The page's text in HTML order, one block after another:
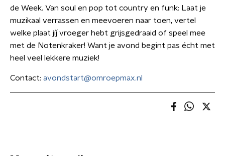
de Week. Van soul en pop tot country en funk: Laat je
muzikaal verrassen en meevoeren naar toen, vertel
welke plaat jíj vroeger hebt grijsgedraaid of speel mee
met de Notenkraker! Want je avond begint pas écht met
heel veel lekkere muziek!
Contact: avondstart@omroepmax.nl